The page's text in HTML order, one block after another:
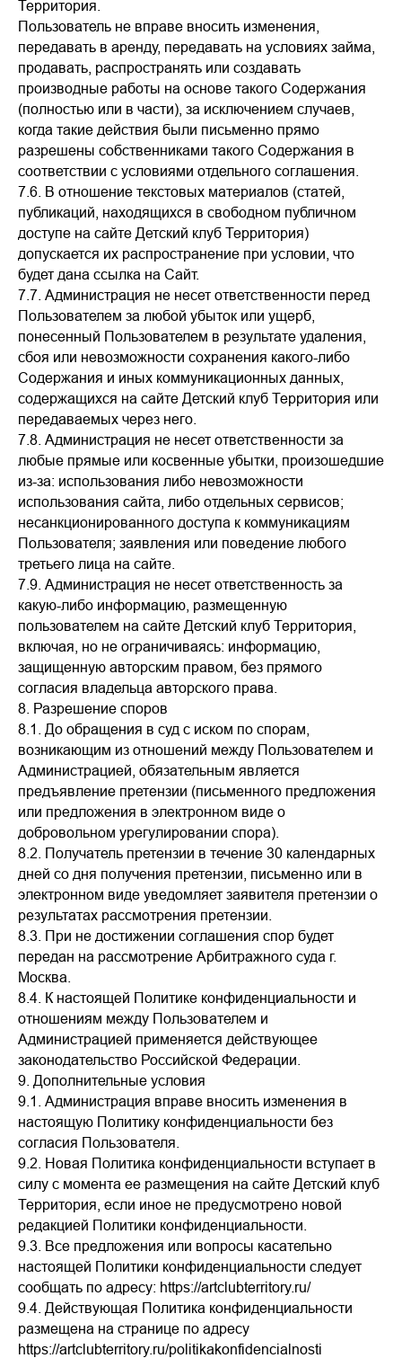
Территория.
Пользователь не вправе вносить изменения,
передавать в аренду, передавать на условиях займа,
продавать, распространять или создавать
производные работы на основе такого Содержания
(полностью или в части), за исключением случаев,
когда такие действия были письменно прямо
разрешены собственниками такого Содержания в
соответствии с условиями отдельного соглашения.
7.6. В отношение текстовых материалов (статей,
публикаций, находящихся в свободном публичном
доступе на сайте Детский клуб Территория)
допускается их распространение при условии, что
будет дана ссылка на Сайт.
7.7. Администрация не несет ответственности перед
Пользователем за любой убыток или ущерб,
понесенный Пользователем в результате удаления,
сбоя или невозможности сохранения какого-либо
Содержания и иных коммуникационных данных,
содержащихся на сайте Детский клуб Территория или
передаваемых через него.
7.8. Администрация не несет ответственности за
любые прямые или косвенные убытки, произошедшие
из-за: использования либо невозможности
использования сайта, либо отдельных сервисов;
несанкционированного доступа к коммуникациям
Пользователя; заявления или поведение любого
третьего лица на сайте.
7.9. Администрация не несет ответственность за
какую-либо информацию, размещенную
пользователем на сайте Детский клуб Территория,
включая, но не ограничиваясь: информацию,
защищенную авторским правом, без прямого
согласия владельца авторского права.
8. Разрешение споров
8.1. До обращения в суд с иском по спорам,
возникающим из отношений между Пользователем и
Администрацией, обязательным является
предъявление претензии (письменного предложения
или предложения в электронном виде о
добровольном урегулировании спора).
8.2. Получатель претензии в течение 30 календарных
дней со дня получения претензии, письменно или в
электронном виде уведомляет заявителя претензии о
результатах рассмотрения претензии.
8.3. При не достижении соглашения спор будет
передан на рассмотрение Арбитражного суда г.
Москва.
8.4. К настоящей Политике конфиденциальности и
отношениям между Пользователем и
Администрацией применяется действующее
законодательство Российской Федерации.
9. Дополнительные условия
9.1. Администрация вправе вносить изменения в
настоящую Политику конфиденциальности без
согласия Пользователя.
9.2. Новая Политика конфиденциальности вступает в
силу с момента ее размещения на сайте Детский клуб
Территория, если иное не предусмотрено новой
редакцией Политики конфиденциальности.
9.3. Все предложения или вопросы касательно
настоящей Политики конфиденциальности следует
сообщать по адресу: https://artclubterritory.ru/
9.4. Действующая Политика конфиденциальности
размещена на странице по адресу
https://artclubterritory.ru/politikakonfidencialnosti